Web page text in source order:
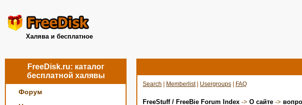
Халява и бесплатное
FreeDisk.ru: каталог
бесплатной халявы
Форум
Search Memberlist| Usergroups FAQ
FreeStuff / FreeBie Forum Index -> О сайте ->